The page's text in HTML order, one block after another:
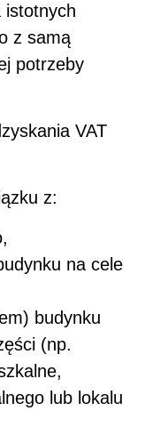
istotnych
z samą
potrzeby
VAT
z:
na cele
budynku
(np.
lub lokalu